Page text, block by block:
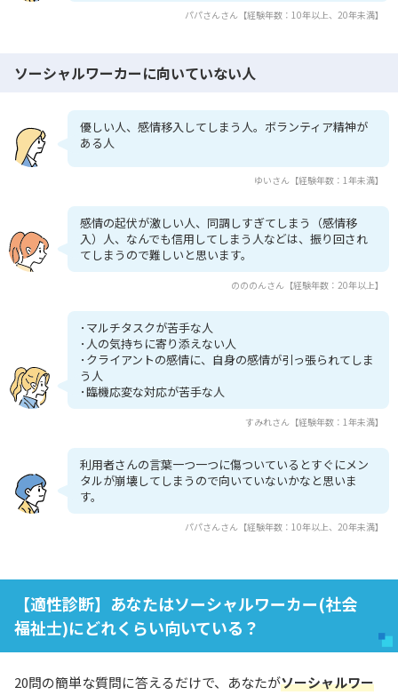
パパさんさん【経験年数：10年以上、20年未満】
ソーシャルワーカーに向いていない人
優しい人、感情移入してしまう人。ボランティア精神が
ある人
ゆいさん【経験年数：1年未満】
感情の起伏が激しい人、同調しすぎてしまう（感情移
入）人、なんでも信用してしまう人などは、振り回され
てしまうので難しいと思います。
のののんさん【経験年数：20年以上】
･マルチタスクが苦手な人
･人の気持ちに寄り添えない人
･クライアントの感情に、自身の感情が引っ張られてしま
う人
･臨機応変な対応が苦手な人
すみれさん【経験年数：1年未満】
利用者さんの言葉一つ一つに傷ついているとすぐにメン
タルが崩壊してしまうので向いていないかなと思いま
す。
パパさんさん【経験年数：10年以上、20年未満】
【適性診断】あなたはソーシャルワーカー(社会
福祉士)にどれくらい向いている？
20問の簡単な質問に答えるだけで、あなたがソーシャルワー